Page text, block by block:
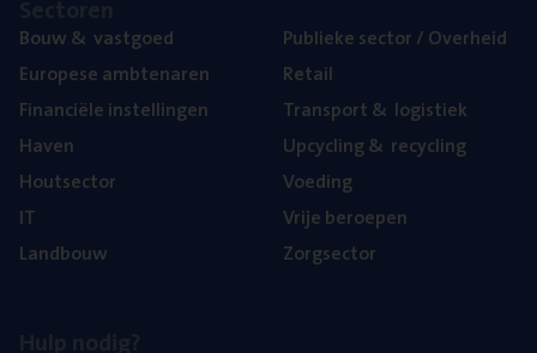
Bouw& vastgoed
Euro­pe­se ambtenaren
Finan­ci­ë­le instellingen
Haven
Hout­sec­tor
IT
Land­bouw
Publie­ke sec­tor / Overheid
Retail
Trans­port& logistiek
Upcy­cling& recycling
Voe­ding
Vrije beroe­pen
Zorg­sec­tor